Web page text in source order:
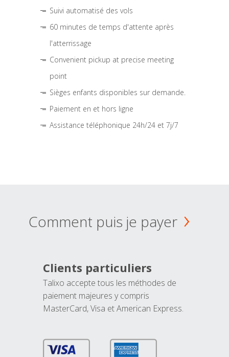
Suivi automatisé des vols
60 minutes de temps d'attente après
l'atterrissage
Convenient pickup at precise meeting
point
Sièges enfants disponibles sur demande.
Paiement en et hors ligne
Assistance téléphonique 24h/24 et 7j/7
Comment puis je payer
Clients particuliers
Talixo accepte tous les méthodes de
paiement majeures y compris
MasterCard, Visa et American Express.